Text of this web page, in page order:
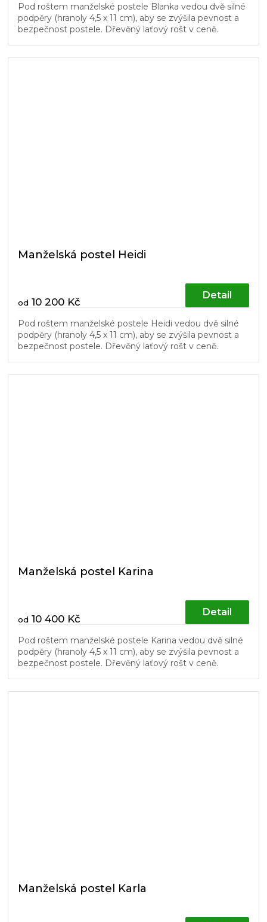
Pod roštem manželské postele Blanka vedou dvě silné
podpěry (hranoly 4,5 x 11 cm), aby se zvýšila pevnost a
bezpečnost postele. Dřevěný laťový rošt v ceně.
Manželská postel Heidi
od 10 200 Kč
Detail
Pod roštem manželské postele Heidi vedou dvě silné
podpěry (hranoly 4,5 x 11 cm), aby se zvýšila pevnost a
bezpečnost postele. Dřevěný laťový rošt v ceně.
Manželská postel Karina
od 10 400 Kč
Detail
Pod roštem manželské postele Karina vedou dvě silné
podpěry (hranoly 4,5 x 11 cm), aby se zvýšila pevnost a
bezpečnost postele. Dřevěný laťový rošt v ceně.
Manželská postel Karla